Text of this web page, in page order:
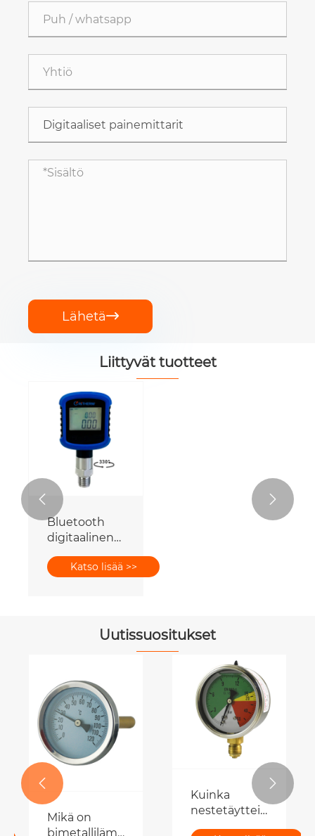
Lähetä
Liittyvät tuotteet
Bluetooth
digitaalinen
Katso lisää >>
 
Uutissuositukset
Mikä on
bimetallilämpömittari
Kuinka
nestetäytteinen
 